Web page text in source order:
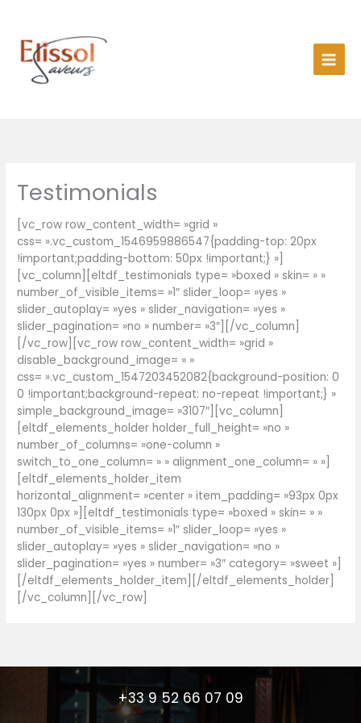
contenu
Testimonials
[vc_row row_content_width= »grid »
css= ».vc_custom_1546959886547{padding-top: 20px
!important;padding-bottom: 50px !important;} »]
[vc_column][eltdf_testimonials type= »boxed » skin= » »
number_of_visible_items= »1″ slider_loop= »yes »
slider_autoplay= »yes » slider_navigation= »yes »
slider_pagination= »no » number= »3″][/vc_column]
[/vc_row][vc_row row_content_width= »grid »
disable_background_image= » »
css= ».vc_custom_1547203452082{background-position: 0
0 !important;background-repeat: no-repeat !important;} »
simple_background_image= »3107″][vc_column]
[eltdf_elements_holder holder_full_height= »no »
number_of_columns= »one-column »
switch_to_one_column= » » alignment_one_column= » »]
[eltdf_elements_holder_item
horizontal_alignment= »center » item_padding= »93px 0px
130px 0px »][eltdf_testimonials type= »boxed » skin= » »
number_of_visible_items= »1″ slider_loop= »yes »
slider_autoplay= »yes » slider_navigation= »no »
slider_pagination= »yes » number= »3″ category= »sweet »]
[/eltdf_elements_holder_item][/eltdf_elements_holder]
[/vc_column][/vc_row]
+33 9 52 66 07 09